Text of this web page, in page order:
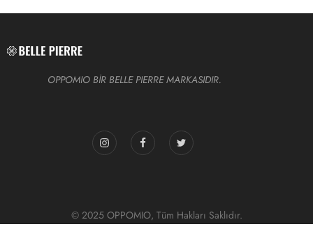
OPPOMIO BİR BELLE PIERRE MARKASIDIR.
© 2025 OPPOMIO, Tüm Hakları Saklıdır.